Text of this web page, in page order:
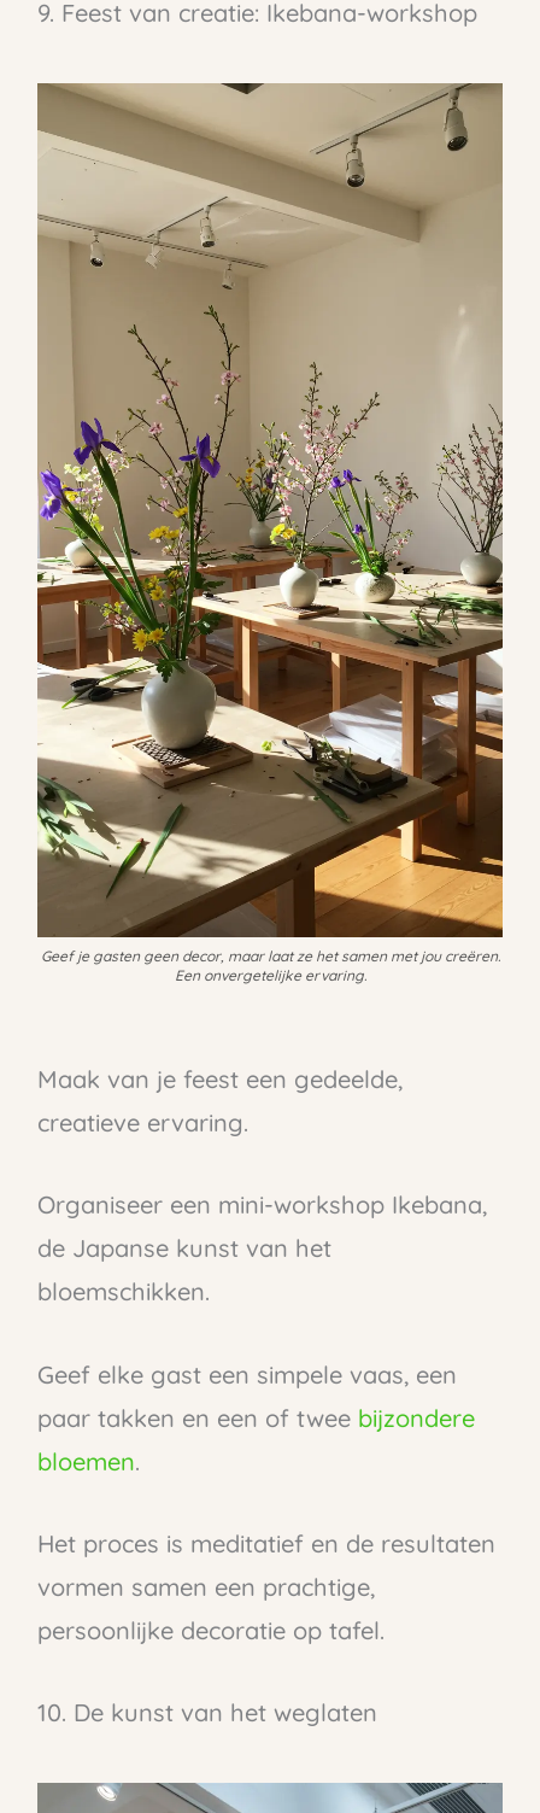
9. Feest van creatie: Ikebana-workshop
Geef je gasten geen decor, maar laat ze het samen met jou creëren.
Een onvergetelijke ervaring.
Maak van je feest een gedeelde,
creatieve ervaring.
Organiseer een mini-workshop Ikebana,
de Japanse kunst van het
bloemschikken.
Geef elke gast een simpele vaas, een
paar takken en een of twee bijzondere
bloemen.
Het proces is meditatief en de resultaten
vormen samen een prachtige,
persoonlijke decoratie op tafel.
10. De kunst van het weglaten